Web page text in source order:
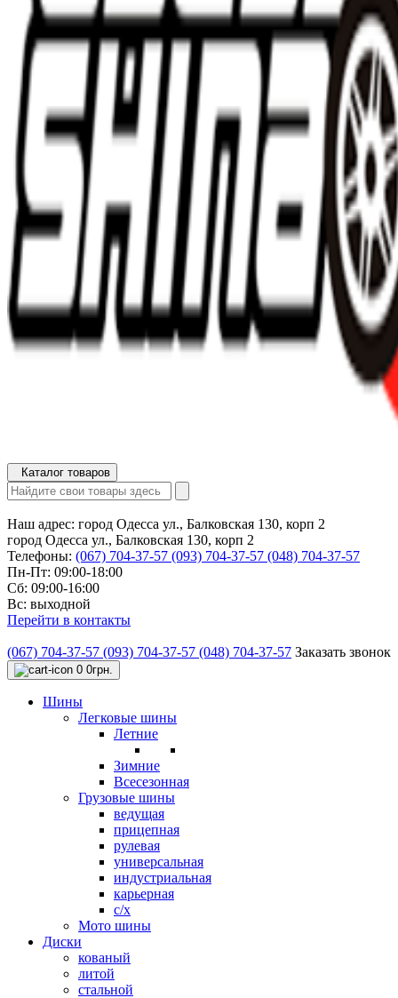
Каталог товаров
Наш адрес: город Одесса ул., Балковская 130, корп 2
город Одесса ул., Балковская 130, корп 2
Телефоны: (067) 704-37-57 (093) 704-37-57 (048) 704-37-57
Пн-Пт: 09:00-18:00
Сб: 09:00-16:00
Вс: выходной
Перейти в контакты
(067) 704-37-57 (093) 704-37-57 (048) 704-37-57 Заказать звонок
0 0грн.
Шины
Легковые шины
Летние
Зимние
Всесезонная
Грузовые шины
ведущая
прицепная
рулевая
универсальная
индустриальная
карьерная
с/х
Мото шины
Диски
кованый
литой
стальной